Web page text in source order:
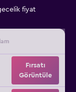
fiyat
Fırsatı
Görüntüle